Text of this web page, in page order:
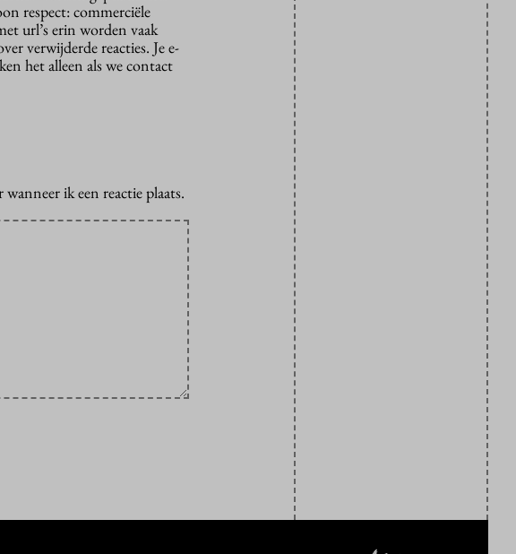
respect: commerciële
url’s erin worden vaak
verwijderde reacties. Je e-
het alleen als we contact
ik een reactie plaats.